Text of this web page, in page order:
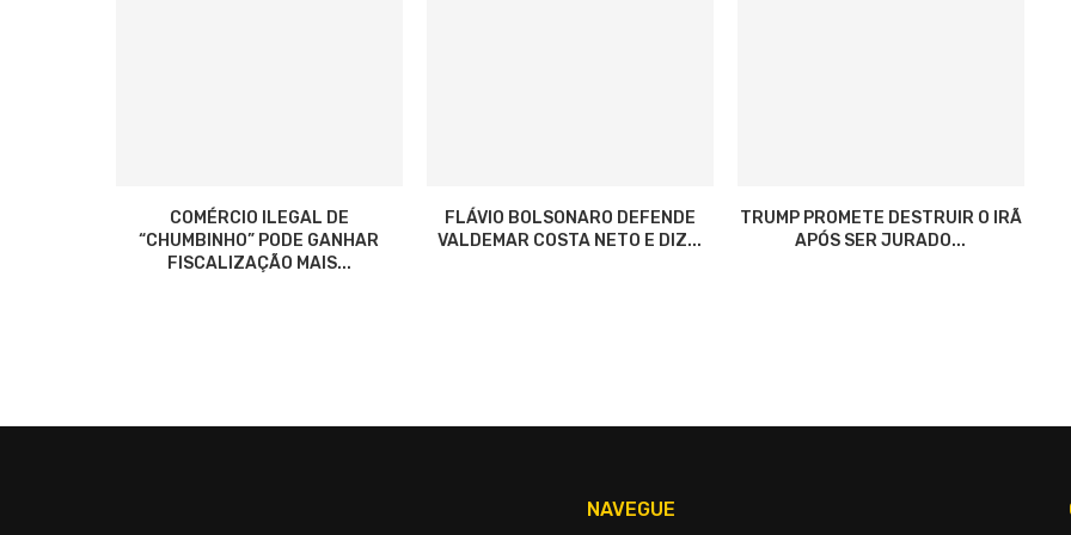
COMÉRCIO ILEGAL DE
“CHUMBINHO” PODE GANHAR
FISCALIZAÇÃO MAIS...
FLÁVIO BOLSONARO DEFENDE
VALDEMAR COSTA NETO E DIZ...
TRUMP PROMETE DESTRUIR O IRÃ
APÓS SER JURADO...
NAVEGUE